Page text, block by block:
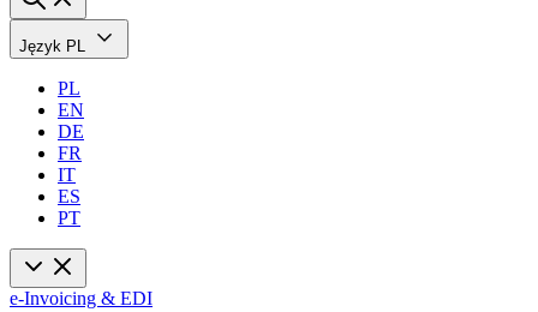
Język PL
PL
EN
DE
FR
IT
ES
PT
e-Invoicing & EDI